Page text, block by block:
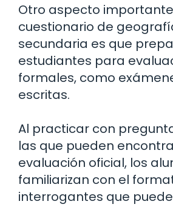
Otro aspecto
cuestionario de
secundaria es que
estudiantes para
formales, como
escritas.
Al practicar con
las que pueden
evaluación oficial, los
familiarizan con el
interrogantes que